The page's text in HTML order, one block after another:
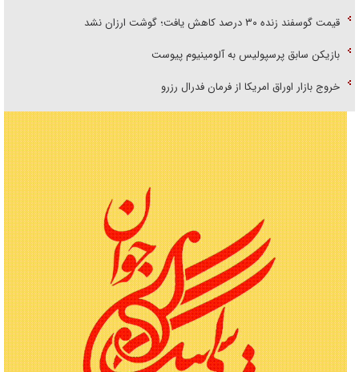
قیمت گوسفند زنده ۳۰ درصد کاهش یافت؛ گوشت ارزان نشد
بازیکن سابق پرسپولیس به آلومینیوم پیوست
خروج بازار اوراق امریکا از فرمان فدرال رزرو